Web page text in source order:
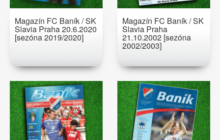
Magazín FC Baník / SK
Slavia Praha 20.6.2020
[sezóna 2019/2020]
Magazín FC Baník / SK
Slavia Praha
21.10.2002 [sezóna
2002/2003]